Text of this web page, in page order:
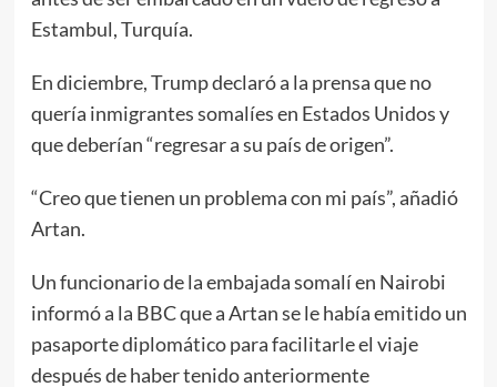
Estambul, Turquía.
En diciembre, Trump declaró a la prensa que no
quería inmigrantes somalíes en Estados Unidos y
que deberían “regresar a su país de origen”.
“Creo que tienen un problema con mi país”, añadió
Artan.
Un funcionario de la embajada somalí en Nairobi
informó a la BBC que a Artan se le había emitido un
pasaporte diplomático para facilitarle el viaje
después de haber tenido anteriormente